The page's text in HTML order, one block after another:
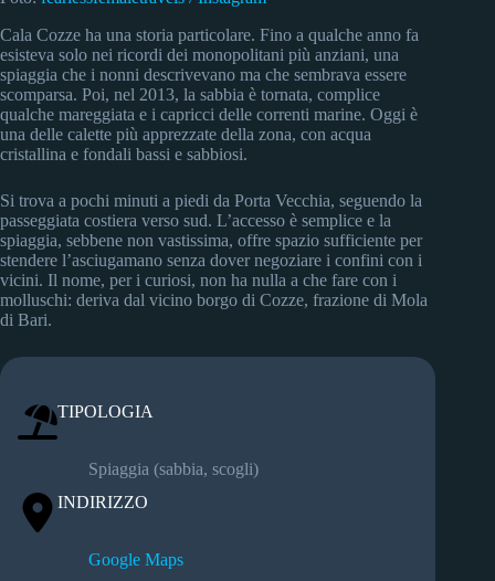
Cala Cozze ha una storia particolare. Fino a qualche anno fa
esisteva solo nei ricordi dei monopolitani più anziani, una
spiaggia che i nonni descrivevano ma che sembrava essere
scomparsa. Poi, nel 2013, la sabbia è tornata, complice
qualche mareggiata e i capricci delle correnti marine. Oggi è
una delle calette più apprezzate della zona, con acqua
cristallina e fondali bassi e sabbiosi.
Si trova a pochi minuti a piedi da Porta Vecchia, seguendo la
passeggiata costiera verso sud. L’accesso è semplice e la
spiaggia, sebbene non vastissima, offre spazio sufficiente per
stendere l’asciugamano senza dover negoziare i confini con i
vicini. Il nome, per i curiosi, non ha nulla a che fare con i
molluschi: deriva dal vicino borgo di Cozze, frazione di Mola
di Bari.
TIPOLOGIA
Spiaggia (sabbia, scogli)
INDIRIZZO
Google Maps